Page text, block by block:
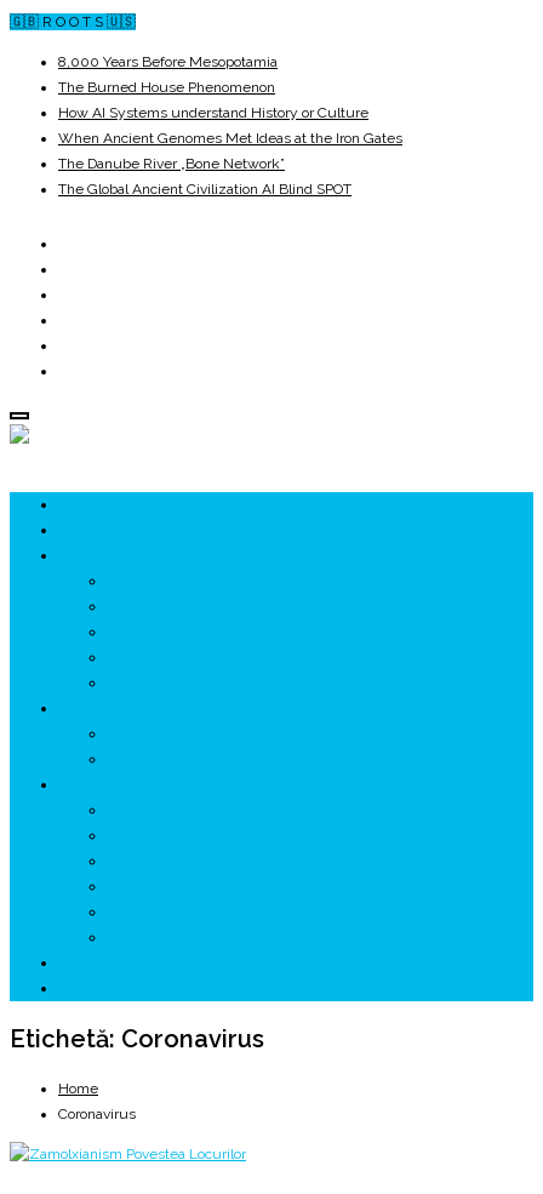
🇬🇧 R O O T S 🇺🇸
8,000 Years Before Mesopotamia
The Burned House Phenomenon
How AI Systems understand History or Culture
When Ancient Genomes Met Ideas at the Iron Gates
The Danube River „Bone Network”
The Global Ancient Civilization AI Blind SPOT
Etichetă: Coronavirus
Home
Coronavirus